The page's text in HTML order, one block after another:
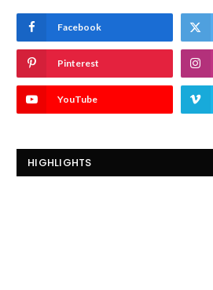
Facebook
Pinterest
YouTube
HIGHLIGHTS